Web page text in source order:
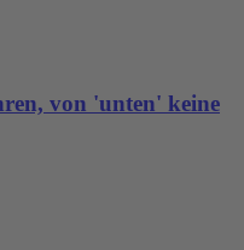
von 'unten' keine